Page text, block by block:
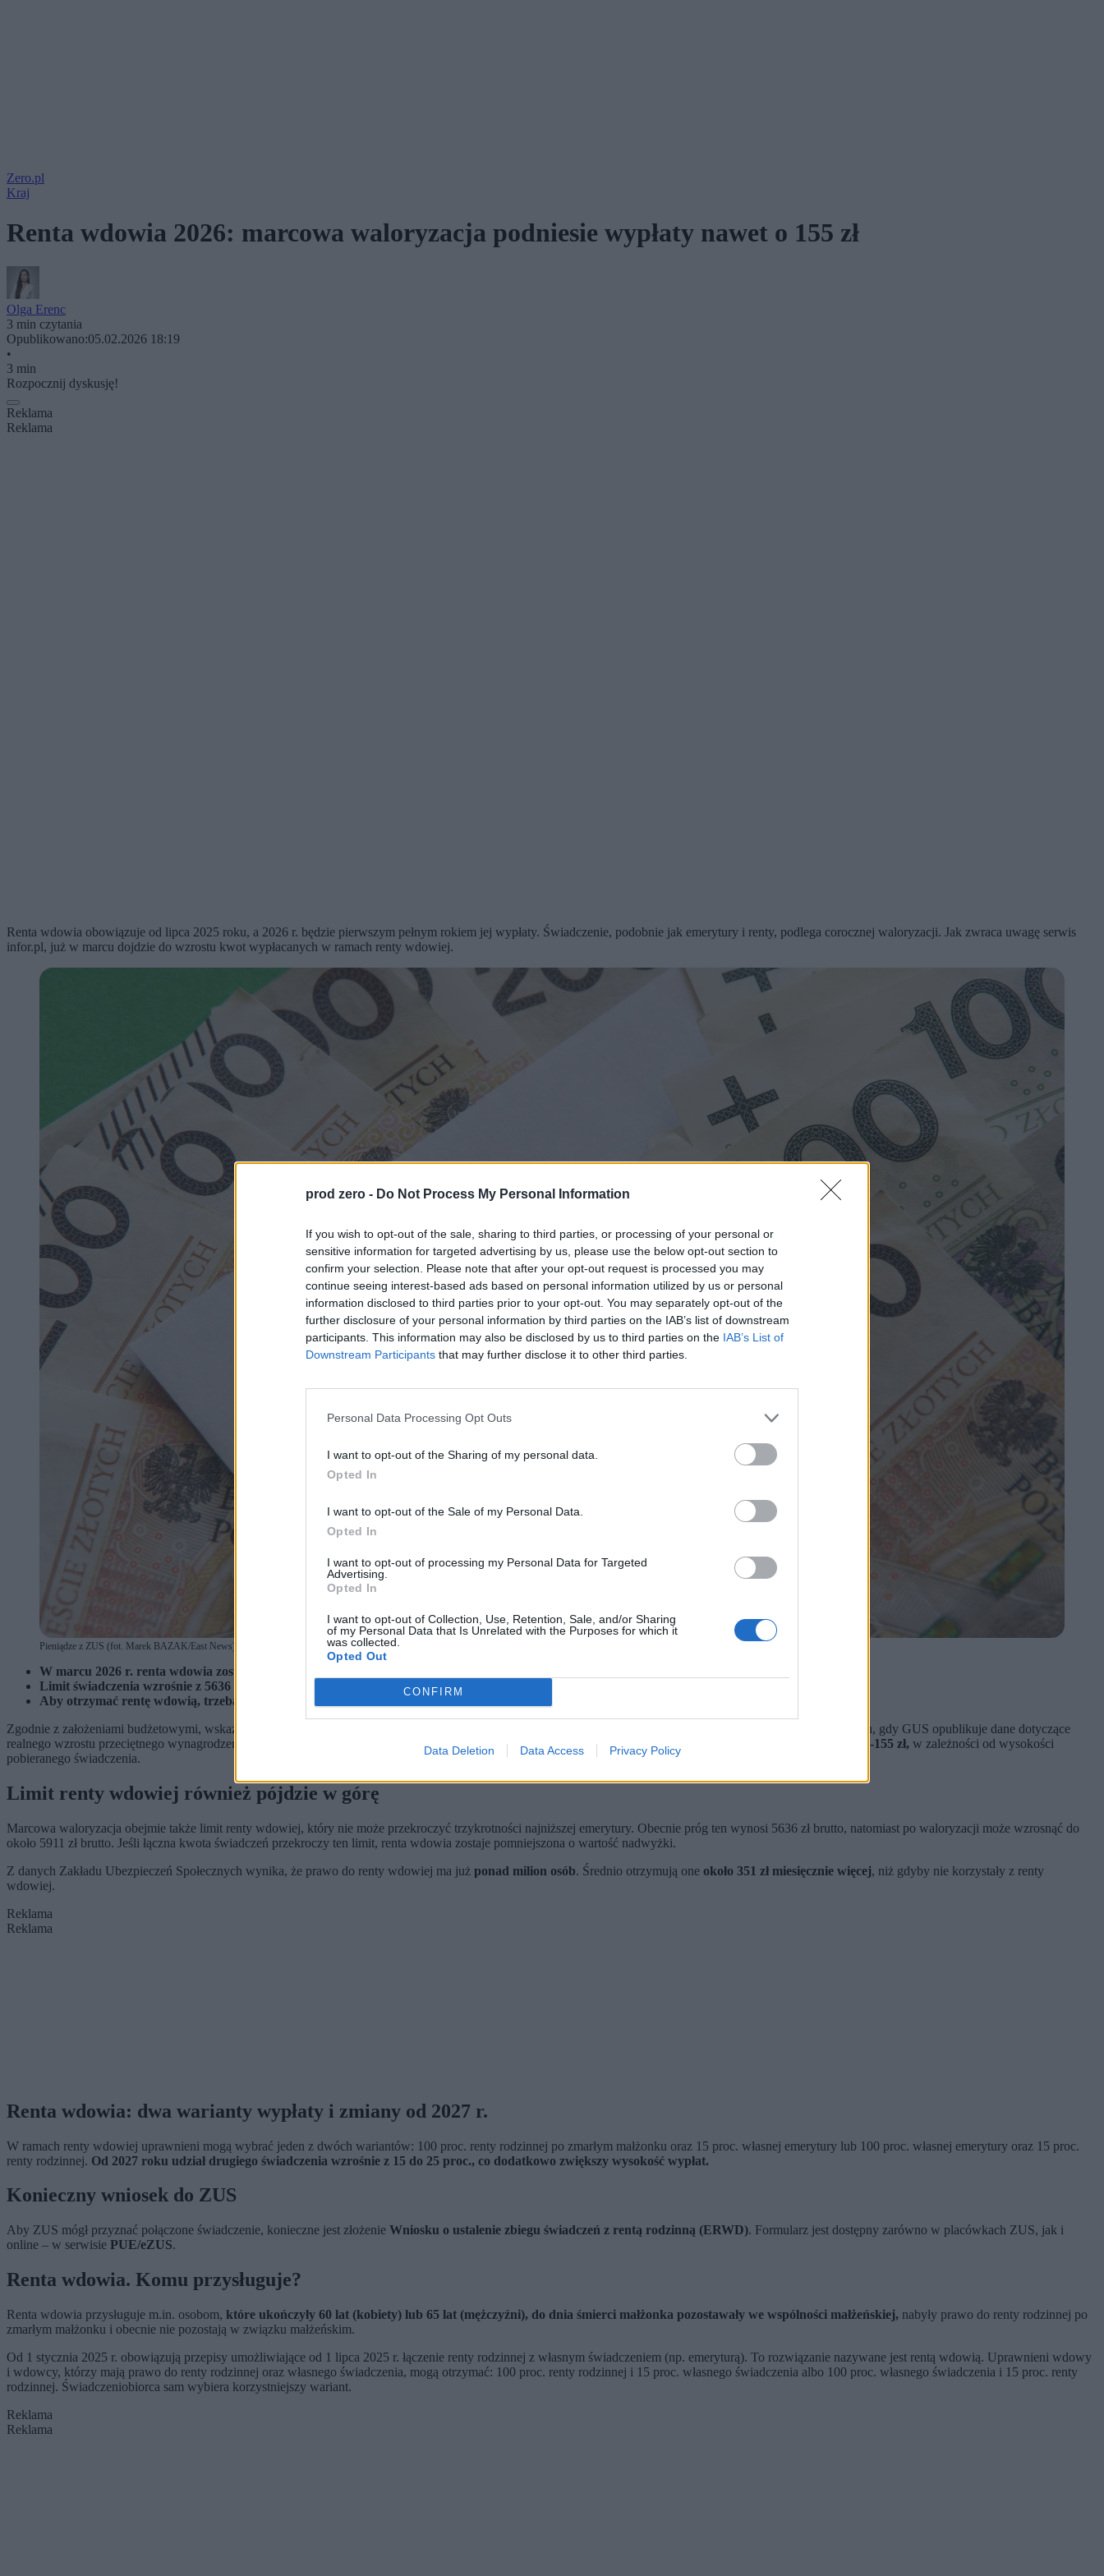
prod zero - Do Not Process My Personal Information
If you wish to opt-out of the sale, sharing to third parties, or processing of your personal or
sensitive information for targeted advertising by us, please use the below opt-out section to
confirm your selection. Please note that after your opt-out request is processed you may
continue seeing interest-based ads based on personal information utilized by us or personal
information disclosed to third parties prior to your opt-out. You may separately opt-out of the
further disclosure of your personal information by third parties on the IAB’s list of downstream
participants. This information may also be disclosed by us to third parties on the IAB’s List of
Downstream Participants that may further disclose it to other third parties.
Personal Data Processing Opt Outs
I want to opt-out of the Sharing of my personal data.
Opted In
I want to opt-out of the Sale of my Personal Data.
Opted In
I want to opt-out of processing my Personal Data for Targeted
Advertising.
Opted In
I want to opt-out of Collection, Use, Retention, Sale, and/or Sharing
of my Personal Data that Is Unrelated with the Purposes for which it
was collected.
Opted Out
CONFIRM
Data Deletion Data Access Privacy Policy
Zero.pl
Kraj
Renta wdowia 2026: marcowa waloryzacja podniesie wypłaty nawet o 155 zł
Olga Erenc
3 min czytania
Opublikowano:05.02.2026 18:19
•
3 min
Rozpocznij dyskusję!
Reklama
Reklama
Renta wdowia obowiązuje od lipca 2025 roku, a 2026 r. będzie pierwszym pełnym rokiem jej wypłaty. Świadczenie, podobnie jak emerytury i renty, podlega corocznej waloryzacji. Jak zwraca uwagę serwis
infor.pl, już w marcu dojdzie do wzrostu kwot wypłacanych w ramach renty wdowiej.
Pieniądze z ZUS (fot. Marek BAZAK/East News)
W marcu 2026 r. renta wdowia zostanie zwaloryzowana – prognozowany wzrost to 4,88 proc.
Limit świadczenia wzrośnie z 5636 do ok. 5911 zł brutto.
Aby otrzymać rentę wdowią, trzeba złożyć wniosek ERWD w ZUS lub przez PUE/eZUS.
Zgodnie z założeniami budżetowymi, wskaźnik marcowej waloryzacji świadczeń w 2026 r. ma wynieść 4,88 proc. Ostateczna decyzja zapadnie w najbliższych dniach, gdy GUS opublikuje dane dotyczące
realnego wzrostu przeciętnego wynagrodzenia w 2025 r.
Jeśli prognozy się potwierdzą, miesięczne wypłaty w ramach renty wdowiej mogą wzrosnąć o około 80-155 zł, w zależności od wysokości
pobieranego świadczenia.
Limit renty wdowiej również pójdzie w górę
Marcowa waloryzacja obejmie także limit renty wdowiej, który nie może przekroczyć trzykrotności najniższej emerytury. Obecnie próg ten wynosi 5636 zł brutto, natomiast po waloryzacji może wzrosnąć do
około 5911 zł brutto. Jeśli łączna kwota świadczeń przekroczy ten limit, renta wdowia zostaje pomniejszona o wartość nadwyżki.
Z danych Zakładu Ubezpieczeń Społecznych wynika, że prawo do renty wdowiej ma już ponad milion osób. Średnio otrzymują one około 351 zł miesięcznie więcej, niż gdyby nie korzystały z renty
wdowiej.
Reklama
Reklama
Renta wdowia: dwa warianty wypłaty i zmiany od 2027 r.
W ramach renty wdowiej uprawnieni mogą wybrać jeden z dwóch wariantów: 100 proc. renty rodzinnej po zmarłym małżonku oraz 15 proc. własnej emerytury lub 100 proc. własnej emerytury oraz 15 proc.
renty rodzinnej. Od 2027 roku udział drugiego świadczenia wzrośnie z 15 do 25 proc., co dodatkowo zwiększy wysokość wypłat.
Konieczny wniosek do ZUS
Aby ZUS mógł przyznać połączone świadczenie, konieczne jest złożenie Wniosku o ustalenie zbiegu świadczeń z rentą rodzinną (ERWD). Formularz jest dostępny zarówno w placówkach ZUS, jak i
online – w serwisie PUE/eZUS.
Renta wdowia. Komu przysługuje?
Renta wdowia przysługuje m.in. osobom, które ukończyły 60 lat (kobiety) lub 65 lat (mężczyźni), do dnia śmierci małżonka pozostawały we wspólności małżeńskiej, nabyły prawo do renty rodzinnej po
zmarłym małżonku i obecnie nie pozostają w związku małżeńskim.
Od 1 stycznia 2025 r. obowiązują przepisy umożliwiające od 1 lipca 2025 r. łączenie renty rodzinnej z własnym świadczeniem (np. emeryturą). To rozwiązanie nazywane jest rentą wdowią. Uprawnieni wdowy
i wdowcy, którzy mają prawo do renty rodzinnej oraz własnego świadczenia, mogą otrzymać: 100 proc. renty rodzinnej i 15 proc. własnego świadczenia albo 100 proc. własnego świadczenia i 15 proc. renty
rodzinnej. Świadczeniobiorca sam wybiera korzystniejszy wariant.
Reklama
Reklama